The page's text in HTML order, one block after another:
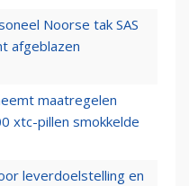
Noorse tak SAS
afgeblazen
maatregelen
xtc-pillen smokkelde
leverdoelstelling en